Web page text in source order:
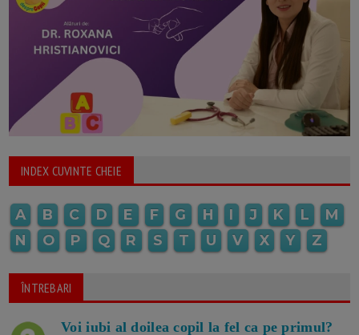
INDEX CUVINTE CHEIE
A B C D E F G H I J K L
M
N
O P Q R S T U V X Y Z
ÎNTREBARI
Voi iubi al doilea copil la fel ca pe primul?